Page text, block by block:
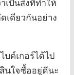
เดียวกันอย่าง
บค์เกอร์ได้ไป
นใจซื้ออยู่ดีนะ